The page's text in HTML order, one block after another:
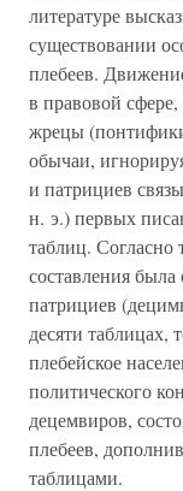
литературе
существовании
плебеев.
в правовой
жрецы
обычаи,
и патрициев
н. э.) первых
таблиц. Согласно
составления была
патрициев
десяти таблицах,
плебейское
политического
децемвиров,
плебеев,
таблицами.